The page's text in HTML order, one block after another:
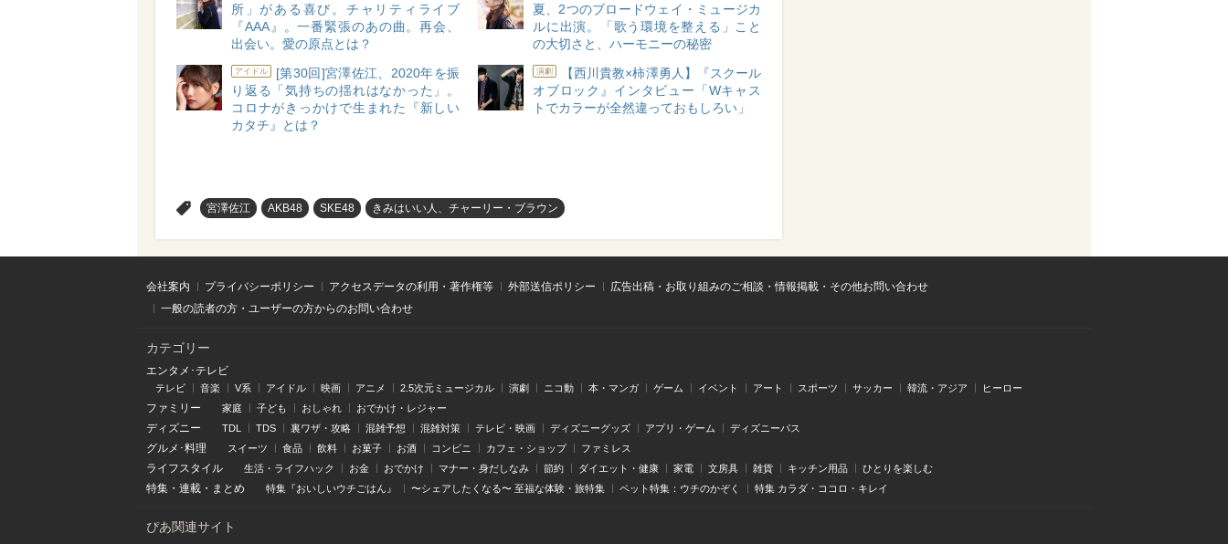
所」がある喜び。チャリティライブ
『AAA』。一番緊張のあの曲。再会、
出会い。愛の原点とは？
夏、2つのブロードウェイ・ミュージカ
ルに出演。「歌う環境を整える」こと
の大切さと、ハーモニーの秘密
アイドル
[第30回]宮澤佐江、2020年を振
り返る「気持ちの揺れはなかった」。
コロナがきっかけで生まれた『新しい
カタチ』とは？
演劇
【西川貴教×柿澤勇人】『スクール
オブロック』インタビュー「Wキャス
トでカラーが全然違っておもしろい」
宮澤佐江 AKB48 SKE48 きみはいい人、チャーリー・ブラウン
会社案内 プライバシーポリシー アクセスデータの利用・著作権等 外部送信ポリシー
広告出稿・お取り組みのご相談・情報掲載・その他お問い合わせ
一般の読者の方・ユーザーの方からのお問い合わせ
カテゴリー
エンタメ･テレビ
テレビ 音楽 V系 アイドル 映画 アニメ 2.5次元ミュージカル 演劇 ニコ動 本・マンガ ゲーム イベント アート スポーツ サッカー 韓流・アジア ヒーロー
ファミリー 家庭 子ども おしゃれ おでかけ・レジャー
ディズニー TDL TDS 裏ワザ・攻略 混雑予想 混雑対策 テレビ・映画 ディズニーグッズ アプリ・ゲーム ディズニーパス
グルメ･料理 スイーツ 食品 飲料 お菓子 お酒 コンビニ カフェ・ショップ ファミレス
ライフスタイル 生活・ライフハック お金 おでかけ マナー・身だしなみ 節約 ダイエット・健康 家電 文房具 雑貨 キッチン用品 ひとりを楽しむ
特集 ・ 連載 ・ まとめ 特集『おいしいウチごはん』 〜シェアしたくなる〜 至福な体験・旅特集 ペット特集：ウチのかぞく 特集 カラダ・ココロ・キレイ
ぴあ関連サイト